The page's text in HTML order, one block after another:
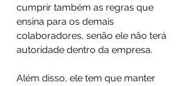
cumprir também as regras que
ensina para os demais
colaboradores, senão ele não terá
autoridade dentro da empresa.
Além disso, ele tem que manter